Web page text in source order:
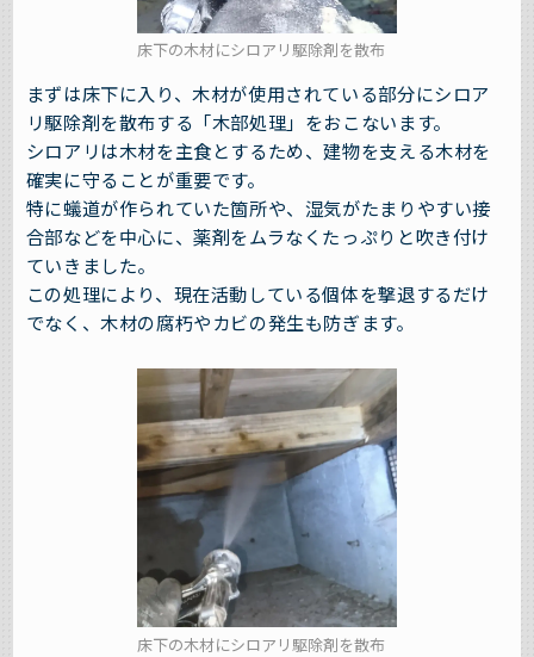
床下の木材にシロアリ駆除剤を散布
まずは床下に入り、木材が使用されている部分にシロア
リ駆除剤を散布する「木部処理」をおこないます。
シロアリは木材を主食とするため、建物を支える木材を
確実に守ることが重要です。
特に蟻道が作られていた箇所や、湿気がたまりやすい接
合部などを中心に、薬剤をムラなくたっぷりと吹き付け
ていきました。
この処理により、現在活動している個体を撃退するだけ
でなく、木材の腐朽やカビの発生も防ぎます。
床下の木材にシロアリ駆除剤を散布